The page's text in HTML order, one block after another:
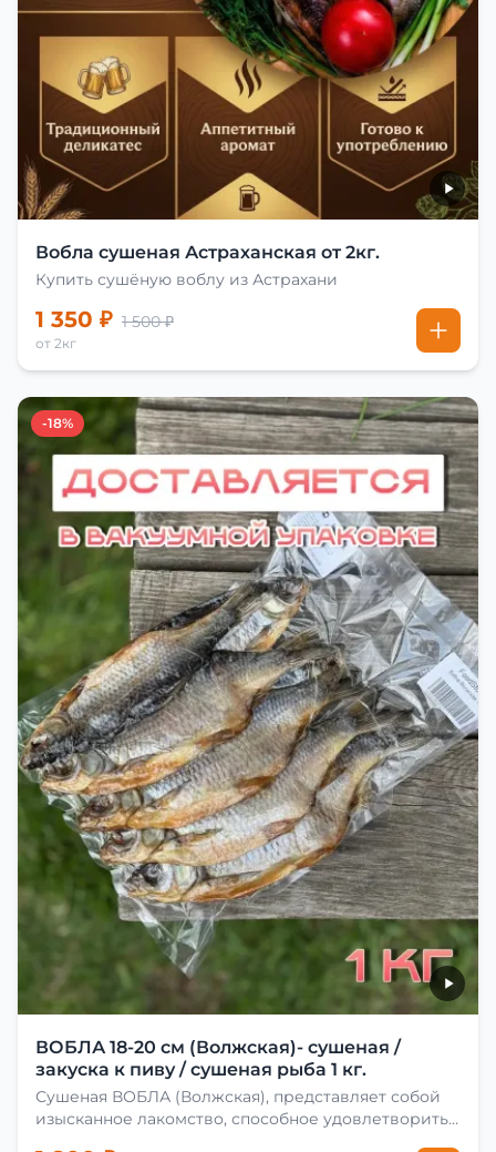
Вобла сушеная Астраханская от 2кг.
Купить сушёную воблу из Астрахани
1 350 ₽ 1 500 ₽
от 2кг
-18%
ВОБЛА 18-20 см (Волжская)- сушеная /
закуска к пиву / сушеная рыба 1 кг.
Сушеная ВОБЛА (Волжская), представляет собой
изысканное лакомство, способное удовлетворить